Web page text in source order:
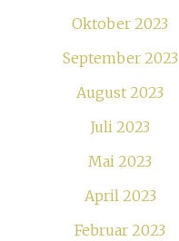
Oktober 2023
September 2023
August 2023
Juli 2023
Mai 2023
April 2023
Februar 2023